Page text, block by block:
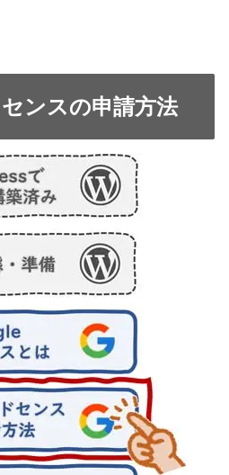
ンスの申請方法